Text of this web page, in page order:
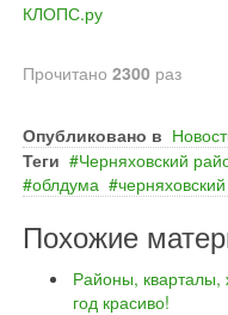
КЛОПС.ру
Прочитано 2300 раз
Опубликовано в
Теги
Черняховский
облдума
черняховский
Похожие
Районы,
год красиво!